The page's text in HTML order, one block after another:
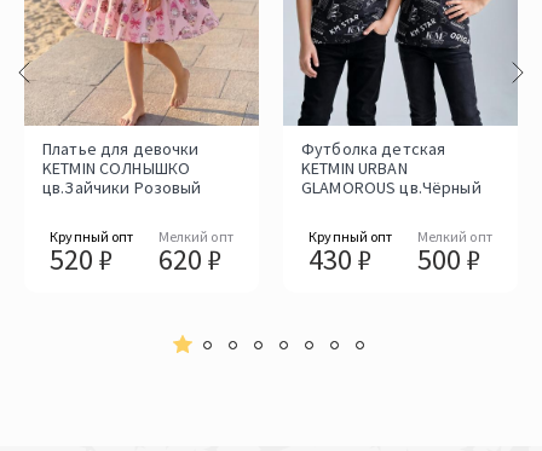
Платье для девочки
KETMIN СОЛНЫШКО
цв.Зайчики Розовый
Крупный опт
520 ₽
Мелкий опт
620 ₽
Футболка детская
KETMIN URBAN
GLAMOROUS цв.Чёрный
Крупный опт
430 ₽
Мелкий опт
500 ₽